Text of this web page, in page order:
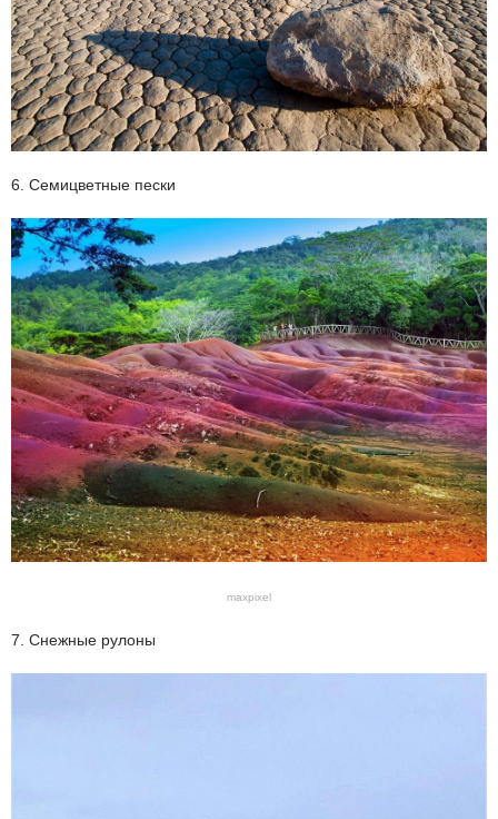
6. Семицветные пески
maxpixel
7. Снежные рулоны